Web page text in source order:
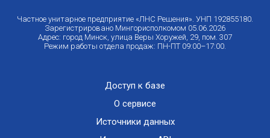
Частное унитарное предприятие «ЛНС Решения». УНП 192855180.
Зарегистрировано Мингорисполкомом 05.06.2026
Адрес: город Минск, улица Веры Хоружей, 29, пом. 307
Режим работы отдела продаж: ПН-ПТ 09:00–17:00.
Доступ к базе
О сервисе
Источники данных